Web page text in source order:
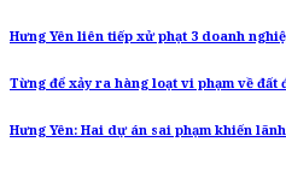
Hưng Yên liên tiếp xử phạt 3 doanh
Từng để xảy ra hàng loạt vi phạm về đất
Hưng Yên: Hai dự án sai phạm khiến